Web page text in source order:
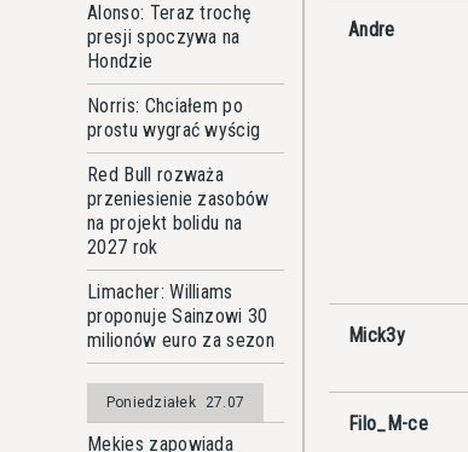
Alonso: Teraz trochę
presji spoczywa na
Hondzie
Norris: Chciałem po
prostu wygrać wyścig
Red Bull rozważa
przeniesienie zasobów
na projekt bolidu na
2027 rok
Limacher: Williams
proponuje Sainzowi 30
milionów euro za sezon
Poniedziałek 27.07
Mekies zapowiada
Andre
Mick3y
Filo_M-ce